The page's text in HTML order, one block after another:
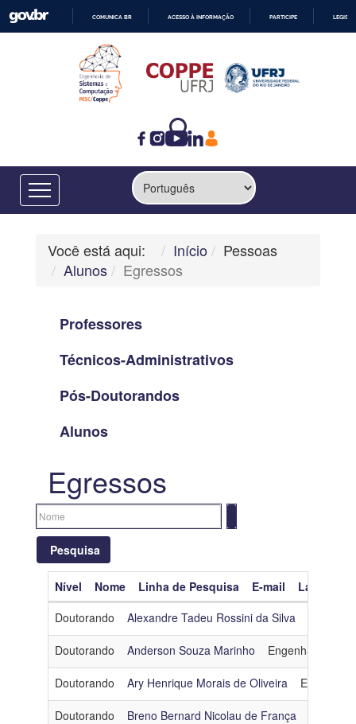
CONTEÚDO
COMUNICA BR ACESSO À INFORMAÇÃO PARTICIPE
Você está aqui: Início
Pessoas
Alunos
Egressos
Professores
Técnicos-Administrativos
Pós-Doutorandos
Alunos
Egressos
Pesquisa
Limpar filtros
Nível
Nome
Nível Nome Linha de Pesquisa E-mail Lattes
Doutorando
Alexandre Tadeu Rossini da Silva
Doutorando Anderson Souza Marinho Engenharia de
Doutorando Ary Henrique Morais de Oliveira
Doutorando Breno Bernard Nicolau de França